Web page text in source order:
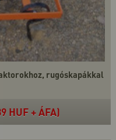
rugóskapákkal
HUF + ÁFA)